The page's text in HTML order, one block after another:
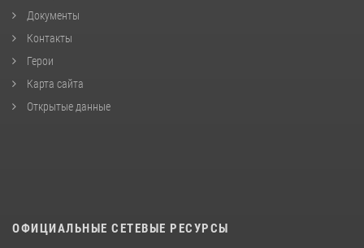
Документы
Контакты
Герои
Карта сайта
Открытые данные
ОФИЦИАЛЬНЫЕ СЕТЕВЫЕ РЕСУРСЫ